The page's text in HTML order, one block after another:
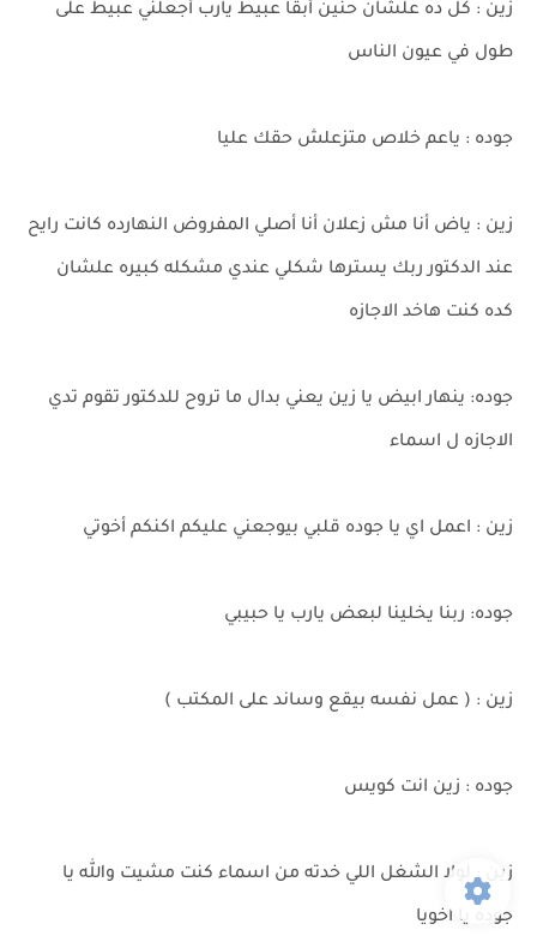
زين : كل ده علشان حنين أبقا عبيط يارب أجعلني عبيط على
طول في عيون الناس
جوده : ياعم خلاص متزعلش حقك عليا
زين : ياض أنا مش زعلان أنا أصلي المفروض النهارده كانت رايح
عند الدكتور ربك يسترها شكلي عندي مشكله كبيره علشان
كده كنت هاخد الاجازه
جوده: ينهار ابيض يا زين يعني بدال ما تروح للدكتور تقوم تدي
الاجازه ل اسماء
زين : اعمل اي يا جوده قلبي بيوجعني عليكم اكنكم أخوتي
جوده: ربنا يخلينا لبعض يارب يا حبيبي
زين : ( عمل نفسه بيقع وساند على المكتب )
جوده : زين انت كويس
زين : لولا الشغل اللي خدته من اسماء كنت مشيت والله يا
جوده يا اخويا